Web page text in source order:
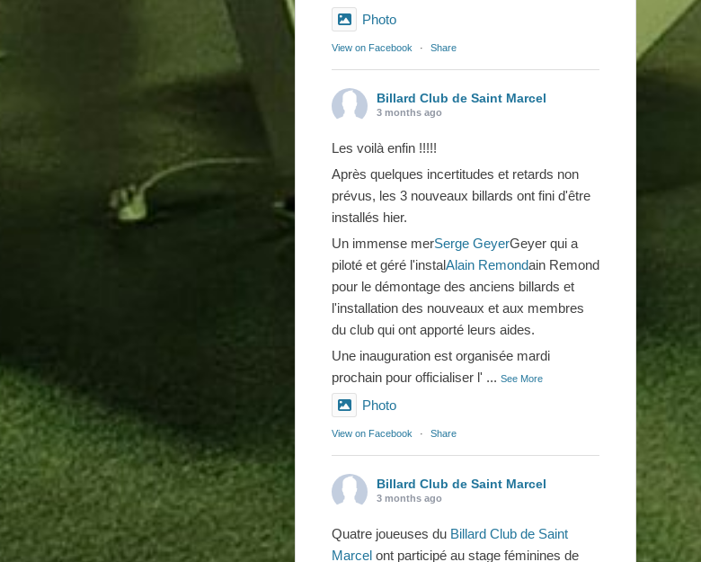
Photo
View on Facebook · Share
Billard Club de Saint Marcel
3 months ago
Les voilà enfin !!!!!
Après quelques incertitudes et retards non
prévus, les 3 nouveaux billards ont fini d'être
installés hier.
Un immense merSerge GeyerGeyer qui a
piloté et géré l'instalAlain Remondain Remond
pour le démontage des anciens billards et
l'installation des nouveaux et aux membres
du club qui ont apporté leurs aides.
Une inauguration est organisée mardi
prochain pour officialiser l' ... See More
Photo
View on Facebook · Share
Billard Club de Saint Marcel
3 months ago
Quatre joueuses du Billard Club de Saint
Marcel ont participé au stage féminines de